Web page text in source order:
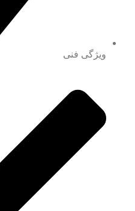
ویژگی فنی